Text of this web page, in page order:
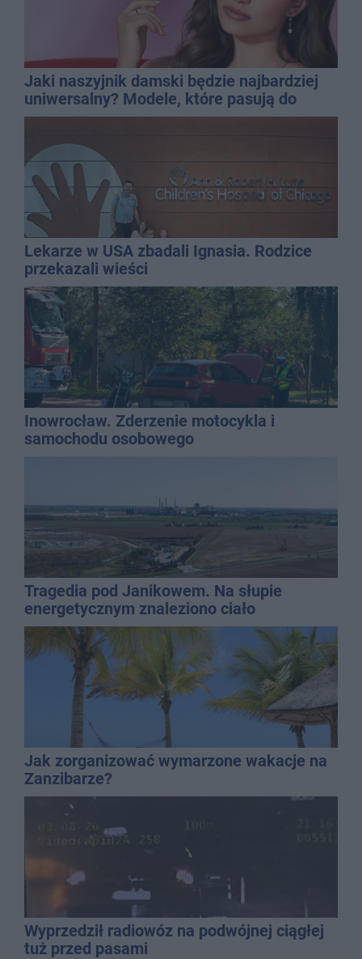
Jaki naszyjnik damski będzie najbardziej
uniwersalny? Modele, które pasują do
wielu stylizacji
Lekarze w USA zbadali Ignasia. Rodzice
przekazali wieści
Inowrocław. Zderzenie motocykla i
samochodu osobowego
Tragedia pod Janikowem. Na słupie
energetycznym znaleziono ciało
mężczyzny
Jak zorganizować wymarzone wakacje na
Zanzibarze?
Wyprzedził radiowóz na podwójnej ciągłej
tuż przed pasami